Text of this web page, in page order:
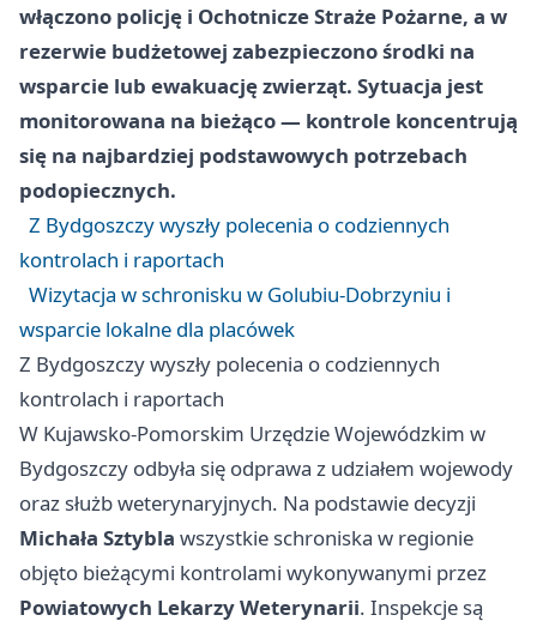
włączono policję i Ochotnicze Straże Pożarne, a w
rezerwie budżetowej zabezpieczono środki na
wsparcie lub ewakuację zwierząt. Sytuacja jest
monitorowana na bieżąco — kontrole koncentrują
się na najbardziej podstawowych potrzebach
podopiecznych.
Z Bydgoszczy wyszły polecenia o codziennych
kontrolach i raportach
Wizytacja w schronisku w Golubiu-Dobrzyniu i
wsparcie lokalne dla placówek
Z Bydgoszczy wyszły polecenia o codziennych
kontrolach i raportach
W Kujawsko-Pomorskim Urzędzie Wojewódzkim w
Bydgoszczy odbyła się odprawa z udziałem wojewody
oraz służb weterynaryjnych. Na podstawie decyzji
Michała Sztybla wszystkie schroniska w regionie
objęto bieżącymi kontrolami wykonywanymi przez
Powiatowych Lekarzy Weterynarii. Inspekcje są